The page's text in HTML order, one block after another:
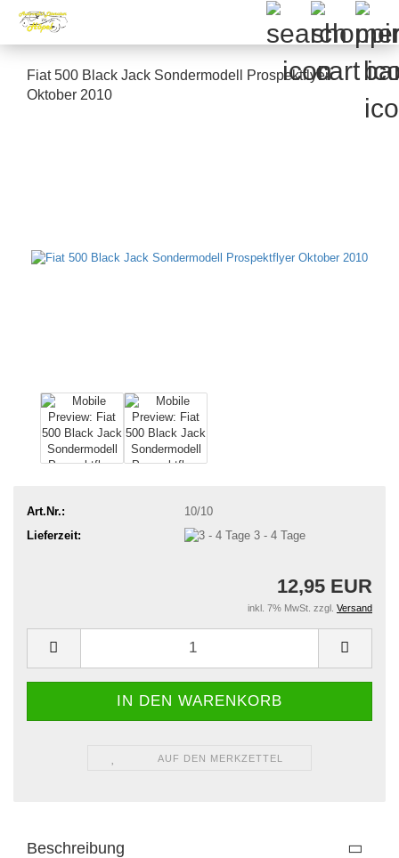
Fiat 500 Black Jack Sondermodell Prospektflyer
Oktober 2010
Art.Nr.:
10/10
Lieferzeit:
3 - 4 Tage
12,95 EUR
inkl. 7% MwSt. zzgl. Versand
AUF DEN MERKZETTEL
Beschreibung